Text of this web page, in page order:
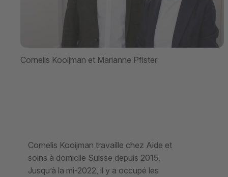
Cornelis Kooijman et Marianne Pfister
Cornelis Kooijman travaille chez Aide et
soins à domicile Suisse depuis 2015.
Jusqu’à la mi-2022, il y a occupé les